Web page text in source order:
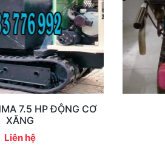
7.5 HP ĐỘNG CƠ
XĂNG
Liên hệ